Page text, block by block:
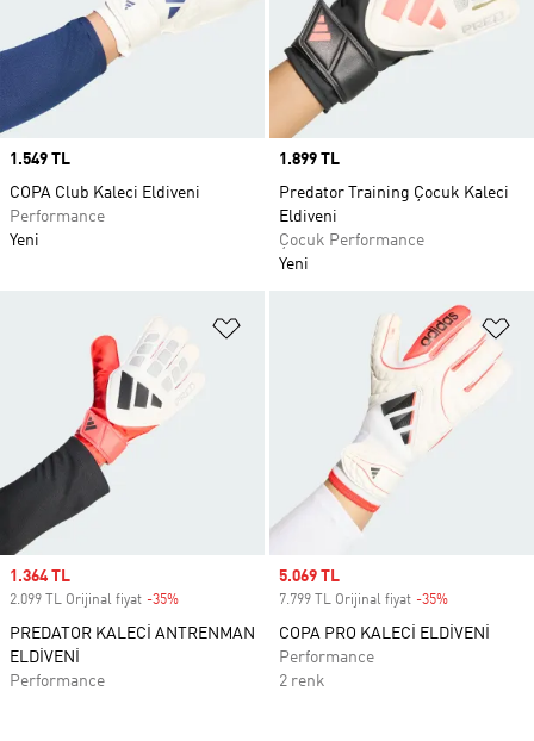
Price
1.549 TL
COPA Club Kaleci Eldiveni
Performance
Yeni
Price
1.899 TL
Predator Training Çocuk Kaleci
Eldiveni
Çocuk Performance
Yeni
Favori Listesine Ekle
Sale price
1.364 TL
2.099 TL Orijinal fiyat -35%
PREDATOR KALECİ ANTRENMAN
ELDİVENİ
Performance
Sale price
5.069 TL
7.799 TL Orijinal fiyat -35%
COPA PRO KALECİ ELDİVENİ
Performance
2 renk